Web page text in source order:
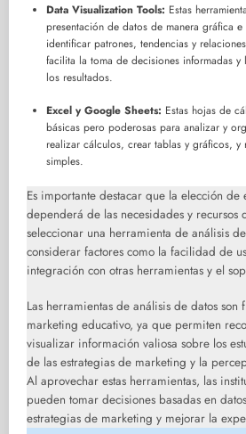
Data Visualization Tools: Estas
presentación de datos de manera gráfica e
identificar patrones, tendencias y
facilita la toma de decisiones informadas
los resultados.
Excel y Google Sheets: Estas hojas de
básicas pero poderosas para analizar y
realizar cálculos, crear tablas y gráficos, y
simples.
Es importante destacar que la elección de
dependerá de las necesidades y
seleccionar una herramienta de análisis
considerar factores como la facilidad de
integración con otras herramientas y el
Las herramientas de análisis de datos son
marketing educativo, ya que permiten
visualizar información valiosa sobre los
de las estrategias de marketing y la
Al aprovechar estas herramientas, las
pueden tomar decisiones basadas en
estrategias de marketing y mejorar la